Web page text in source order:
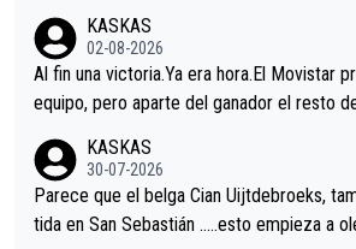
KASKAS
02-08-2026
Al fin una victoria.Ya era hora.El Movistar
equipo, pero aparte del ganador el resto
s.La única buena noticia es la mejoría de
astian.Si en la Vuelta a Burgos sigue la
er alguna sorpresa en la Vuelta.Ojalá.
KASKAS
30-07-2026
Parece que el belga Cian Uijtdebroeks,
tida en San Sebastián …..esto empieza a